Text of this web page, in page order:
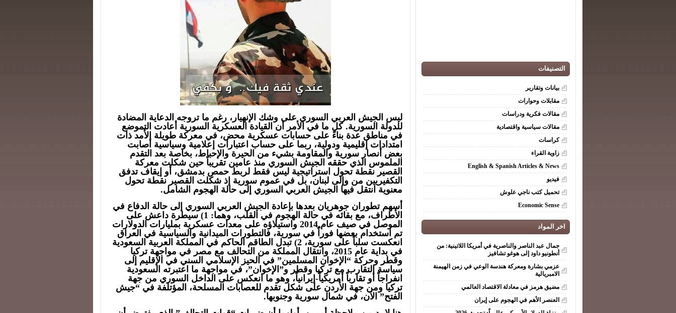
ليس الجيش العربي السوري على وشك الإنهيار، رغم ما تروجه الدعاية المضادة
للدولة السورية. كل ما في الأمر أن القيادة العسكرية السورية أعادت التموضع
في مناطق عدة بناءً على حسابات عسكرية محض، في معركة طويلة الأمد ذات
امتدادات إقليمية ودولية، ربما على حساب اعتبارات إعلامية وسياسية أصابت
بعض أنصار سورية والمقاومة بشيء من الحيرة والإحباط، بخاصة بعد التقدم
الملموس الذي حققه الجيش السوري منذ عامين تقريباً حين شكلت معركة
القصير نقطة تحول استراتيجية ليس فقط لربط حمص بدمشق، أو إيقاف تدفق
التكفيريين من وإلى لبنان، بل في عموم سورية إذ شكلت القصير نقطة تحول
معنوية انتقل فيها الجيش العربي السوري إلى حالة الهجوم الشامل.
أسهم تطوران جوهريان بعدها بإعادة الجيش العربي السوري إلى حالة الدفاع في
الأطراف، مع بقائه في حالة الهجوم في القلب، وهما: 1) سيطرة داعش على
الموصل في صيف عام 2014 واستيلاؤه على معدات عسكرية بمليارات الدولارات
تم استخدام بعضها فوراًُ في سورية، فالتطورات الميدانية والسياسية في العراق
انعكست سلباً على سورية، 2) تبدل الطاقم الحاكم في المملكة العربية السعودية
في بداية عام 2015، وانتقال المملكة من التحالف مع مصر في مواجهة تركيا
وقطر وحركة “الإخوان المسلمين” في الحيز الإسلامي السني في الإقليم إلى
سياسة التقارب مع تركيا وقطر و”الإخوان”، في مواجهة ما اعتبرته السعودية
انفراجاً أو تقارباً أمريكياً-إيرانياً، وهو ما انعكس على الداخل السوري من جهة
تركيا ومن جهة الأردن على شكل تقدم للعصابات المسلحة، المؤتلفة في “جيش
الفتح” الآن، في شمال سورية وجنوبها.
التصنيفات
بيانات وتقارير
مقابلات وحوارات
مقالات فكرية ودراسات
مقالات سياسية واقتصادية
كراسات
زاوية القراء
English & Spanish Articles & News
فيديو
تحميل كتب ناجي علوش
Economic Sense
اخر المواد
جمال عبد الناصر والناصرية في أمريكا اللاتينية: من
أنطونيو داود إلى هوغو تشافيز
عزمي بشارة ومعركة هندسة الوعي في زمن الهيمنة
الامبريالية
مضيق هرمز في معادلة الاقتصاد العالمي
العنصر الأهم في الهجوم على إيران